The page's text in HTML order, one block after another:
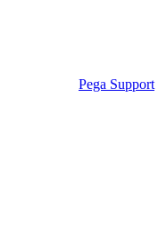
Pega Support